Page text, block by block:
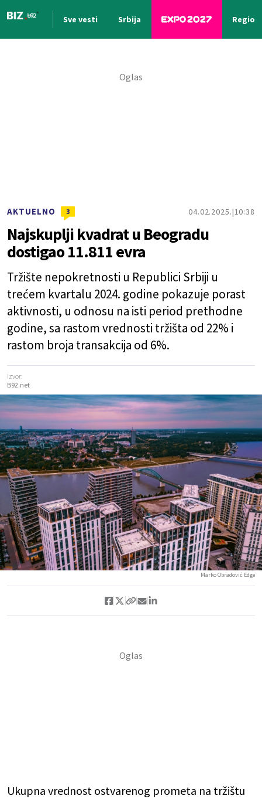
Sve vesti Srbija Region
AKTUELNO 3 04.02.2025. 10:38
Najskuplji kvadrat u Beogradu
dostigao 11.811 evra
Tržište nepokretnosti u Republici Srbiji u
trećem kvartalu 2024. godine pokazuje porast
aktivnosti, u odnosu na isti period prethodne
godine, sa rastom vrednosti tržišta od 22% i
rastom broja transakcija od 6%.
Izvor:
B92.net
Marko Obradović Edge
Ukupna vrednost ostvarenog prometa na tržištu